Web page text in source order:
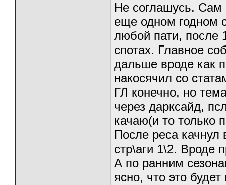
Не соглашусь.
еще одном годном
любой пати, после
спотах. Главное
дальше вроде как
накосячил со
ГЛ конечно, но
через дарксайд,
качаю(и то только
После реса качнул
стр\аги 1\2. Вроде
А по ранним
ясно, что это